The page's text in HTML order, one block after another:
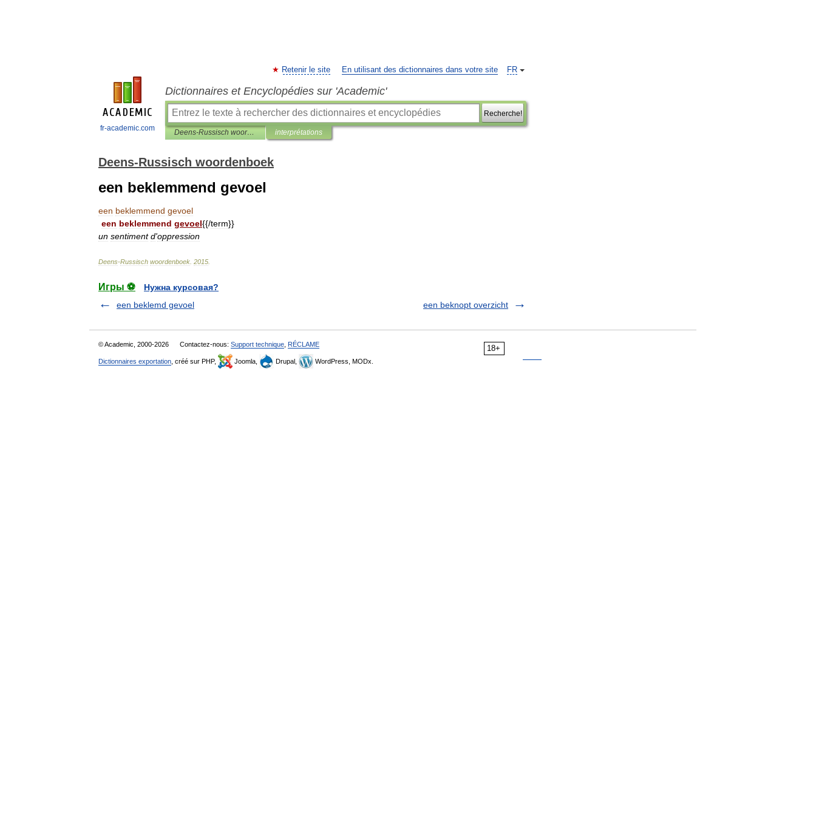
fr-academic.com
FR
Retenir le site En utilisant des dictionnaires dans votre site
Dictionnaires et Encyclopédies sur 'Academic'
Recherche!
Deens-Russisch woordenboek interprétations
Deens-Russisch woordenboek
een beklemmend gevoel
een beklemmend gevoel
een beklemmend gevoel{{/term}}
un sentiment d'oppression
Deens-Russisch woordenboek 2015
Игры ⚽
Нужна курсовая?
een beklemd gevoel
een beknopt overzicht
18+
© Academic, 2000-2026 Contactez-nous: Support technique RÉCLAME
Dictionnaires exportation , créé sur PHP, Joomla, Drupal, WordPress, MODx.